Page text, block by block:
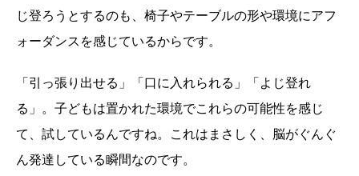
じ登ろうとするのも、椅子やテーブルの形や環境にアフ
ォーダンスを感じているからです。
「引っ張り出せる」「口に入れられる」「よじ登れ
る」。子どもは置かれた環境でこれらの可能性を感じ
て、試しているんですね。これはまさしく、脳がぐんぐ
ん発達している瞬間なのです。